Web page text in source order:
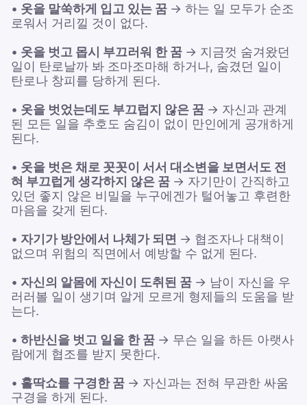
• 옷을 말쑥하게 입고 있는 꿈 → 하는 일 모두가 순조
로워서 거리낄 것이 없다.
• 옷을 벗고 몹시 부끄러워 한 꿈 → 지금껏 숨겨왔던
일이 탄로날까 봐 조마조마해 하거나, 숨겼던 일이
탄로나 창피를 당하게 된다.
• 옷을 벗었는데도 부끄럽지 않은 꿈 → 자신과 관계
된 모든 일을 추호도 숨김이 없이 만인에게 공개하게
된다.
• 옷을 벗은 채로 꼿꼿이 서서 대소변을 보면서도 전
혀 부끄럽게 생각하지 않은 꿈 → 자기만이 간직하고
있던 좋지 않은 비밀을 누구에겐가 털어놓고 후련한
마음을 갖게 된다.
• 자기가 방안에서 나체가 되면 → 협조자나 대책이
없으며 위험의 직면에서 예방할 수 없게 된다.
• 자신의 알몸에 자신이 도취된 꿈 → 남이 자신을 우
러러볼 일이 생기며 알게 모르게 형제들의 도움을 받
는다.
• 하반신을 벗고 일을 한 꿈 → 무슨 일을 하든 아랫사
람에게 협조를 받지 못한다.
• 홀딱쇼를 구경한 꿈 → 자신과는 전혀 무관한 싸움
구경을 하게 된다.